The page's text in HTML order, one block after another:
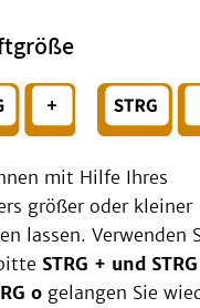
Ihren
mit Hilfe Ihres
größer oder kleiner
lassen. Verwenden
STRG + und
o gelangen Sie
(KIM)